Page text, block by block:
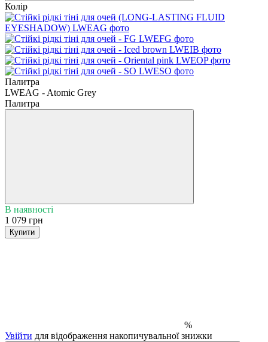
Колір
Палитра
LWEAG - Atomic Grey
Палитра
В наявності
1 079 грн
Купити
%
Увійти для відображення накопичувальної знижки